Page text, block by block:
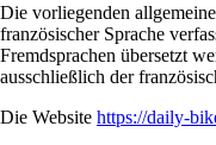
Die vorliegenden
französischer Sprache
Fremdsprachen übersetzt
ausschließlich der
Die Website https://daily-